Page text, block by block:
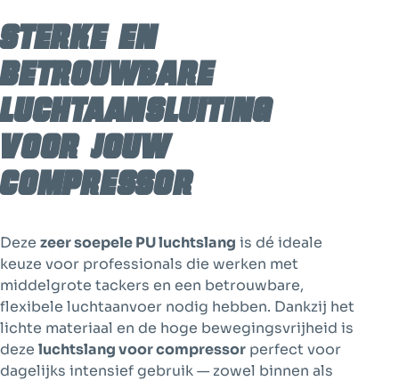
Sterke en
betrouwbare
luchtaansluiting
voor jouw
compressor
Deze zeer soepele PU luchtslang is dé ideale
keuze voor professionals die werken met
middelgrote tackers en een betrouwbare,
flexibele luchtaanvoer nodig hebben. Dankzij het
lichte materiaal en de hoge bewegingsvrijheid is
deze luchtslang voor compressor perfect voor
dagelijks intensief gebruik — zowel binnen als